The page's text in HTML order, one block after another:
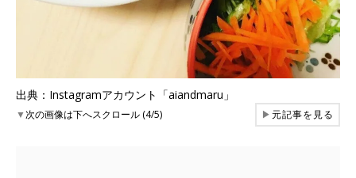
出典：Instagramアカウント「aiandmaru」
▼次の画像は下へスクロール (4/5) ▶元記事を見る